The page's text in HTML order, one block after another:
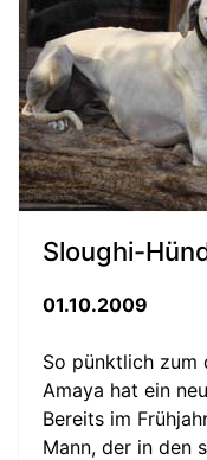
Sloughi-
01.10.2009
So pünktlich
Amaya hat ein
Bereits im
Mann, der in den